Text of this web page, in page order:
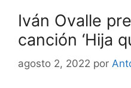
Iván Ovalle
canción ‘Hija
agosto 2, 2022 por